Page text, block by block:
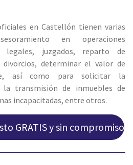
en Castellón tienen varias
en operaciones
legales, juzgados, reparto de
divorcios, determinar el valor de
así como para solicitar la
transmisión de inmuebles de
incapacitadas, entre otros.
GRATIS y sin compromiso